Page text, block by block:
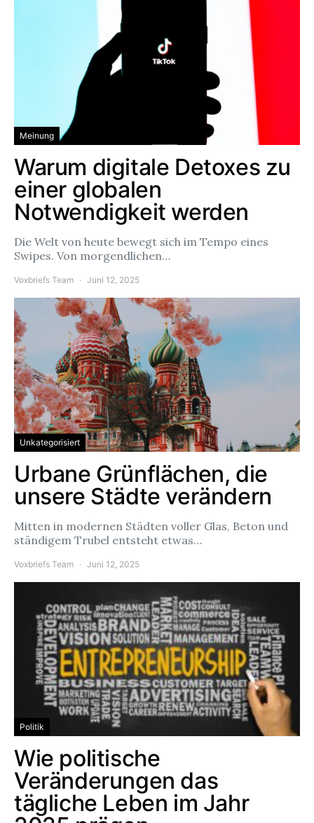
Meinung
Warum digitale Detoxes zu
einer globalen
Notwendigkeit werden
Die Welt von heute bewegt sich im Tempo eines
Swipes. Von morgendlichen…
Voxbriefs Team Juni 12, 2025
Unkategorisiert
Urbane Grünflächen, die
unsere Städte verändern
Mitten in modernen Städten voller Glas, Beton und
ständigem Trubel entsteht etwas…
Voxbriefs Team Juni 12, 2025
Politik
Wie politische
Veränderungen das
tägliche Leben im Jahr